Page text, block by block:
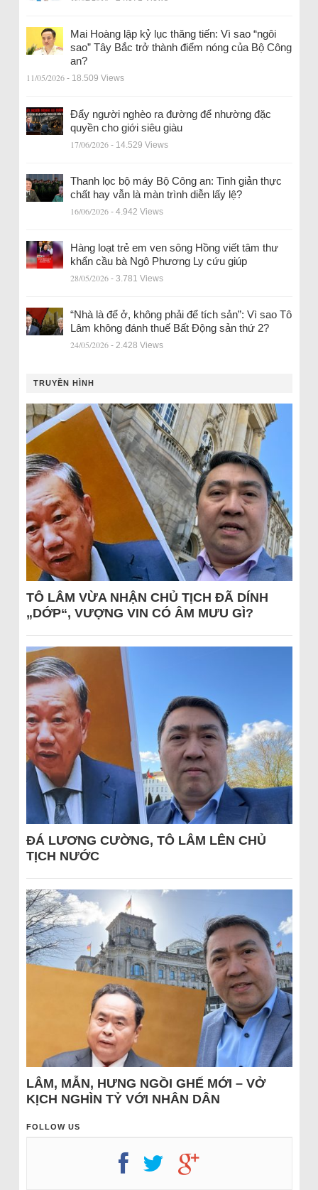
Mai Hoàng lập kỷ lục thăng tiến: Vì sao “ngôi
sao” Tây Bắc trở thành điểm nóng của Bộ Công
an?
11/05/2026 - 18.509 Views
Đẩy người nghèo ra đường để nhường đặc
quyền cho giới siêu giàu
17/06/2026 - 14.529 Views
Thanh lọc bộ máy Bộ Công an: Tinh giản thực
chất hay vẫn là màn trình diễn lấy lệ?
16/06/2026 - 4.942 Views
Hàng loạt trẻ em ven sông Hồng viết tâm thư
khẩn cầu bà Ngô Phương Ly cứu giúp
28/05/2026 - 3.781 Views
“Nhà là để ở, không phải để tích sản”: Vì sao Tô
Lâm không đánh thuế Bất Động sản thứ 2?
24/05/2026 - 2.428 Views
TRUYỀN HÌNH
TÔ LÂM VỪA NHẬN CHỦ TỊCH ĐÃ DÍNH
„DỚP“, VƯỢNG VIN CÓ ÂM MƯU GÌ?
ĐÁ LƯƠNG CƯỜNG, TÔ LÂM LÊN CHỦ
TỊCH NƯỚC
LÂM, MẪN, HƯNG NGỒI GHẾ MỚI – VỞ
KỊCH NGHÌN TỶ VỚI NHÂN DÂN
FOLLOW US